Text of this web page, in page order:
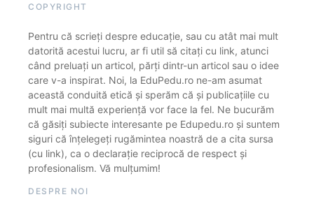
COPYRIGHT
Pentru că scrieți despre educație, sau cu atât mai mult
datorită acestui lucru, ar fi util să citați cu link, atunci
când preluați un articol, părți dintr-un articol sau o idee
care v-a inspirat. Noi, la EduPedu.ro ne-am asumat
această conduită etică și sperăm că și publicațiile cu
mult mai multă experiență vor face la fel. Ne bucurăm
că găsiți subiecte interesante pe Edupedu.ro și suntem
siguri că înțelegeți rugămintea noastră de a cita sursa
(cu link), ca o declarație reciprocă de respect și
profesionalism. Vă mulțumim!
DESPRE NOI